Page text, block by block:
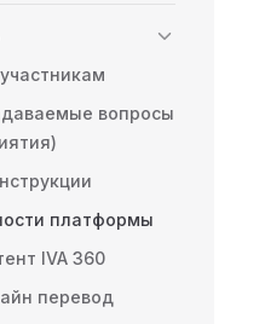
вопросы
платформы
IVA 360
перевод